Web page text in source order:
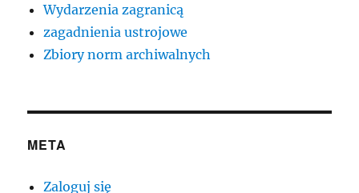
Wydarzenia zagranicą
zagadnienia ustrojowe
Zbiory norm archiwalnych
META
Zaloguj się